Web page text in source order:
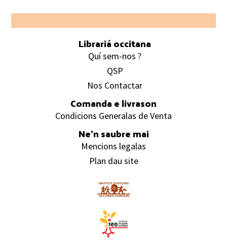
Footer
Librariá occitana
Quí sem-nos ?
QSP
Nos Contactar
Comanda e livrason
Condicions Generalas de Venta
Ne’n saubre mai
Mencions legalas
Plan dau site